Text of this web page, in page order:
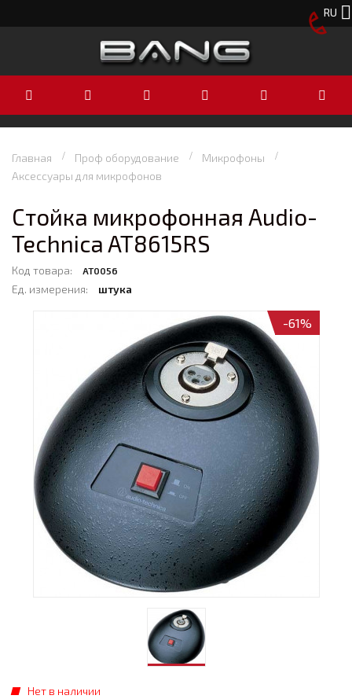
RU
Главная Проф оборудование
Микрофоны
Аксессуары для микрофонов
Стойка микрофонная Audio-
Technica AT8615RS
Код товара: AT0056
Ед. измерения: штука
-61%
Нет в наличии